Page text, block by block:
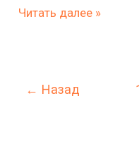
Читать далее »
← Назад